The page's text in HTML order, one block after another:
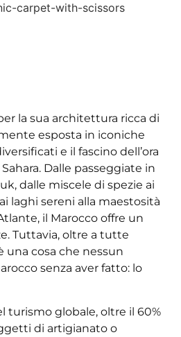
la sua architettura ricca di
esposta in iconiche
e il fascino dell’ora
Dalle passeggiate in
dalle miscele di spezie ai
laghi sereni alla maestosità
il Marocco offre un
Tuttavia, oltre a tutte
una cosa che nessun
senza aver fatto: lo
turismo globale, oltre il 60%
di artigianato o